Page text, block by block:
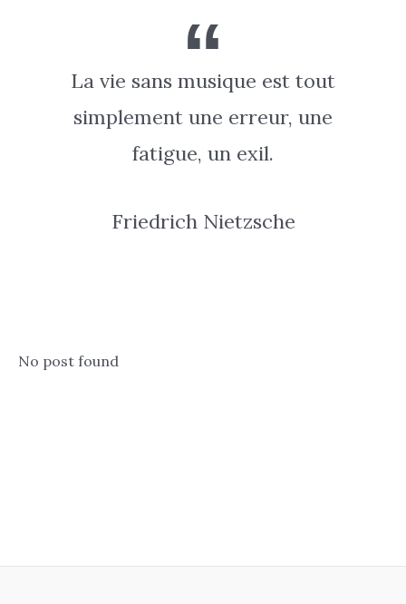
La vie sans musique est tout
simplement une erreur, une
fatigue, un exil.
Friedrich Nietzsche
No post found